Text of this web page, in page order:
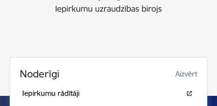
Noderīgi Aizvērt
Iepirkumu rādītāji